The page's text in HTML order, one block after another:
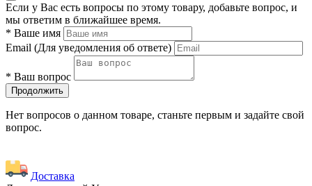
Если у Вас есть вопросы по этому товару, добавьте вопрос, и
мы ответим в ближайшее время.
* Ваше имя
Email (Для уведомления об ответе)
* Ваш вопрос
Продолжить
Нет вопросов о данном товаре, станьте первым и задайте свой
вопрос.
Доставка